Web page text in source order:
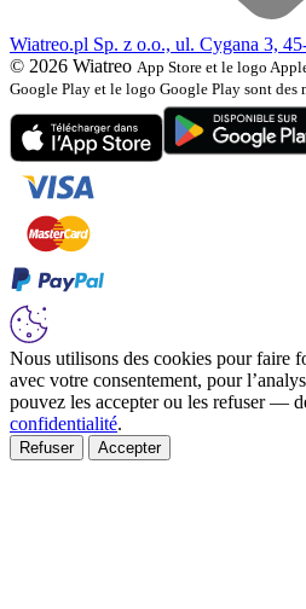
Wiatreo.pl Sp. z o.o., ul. Cygana 3,
© 2026 Wiatreo App Store et le logo
Google Play et le logo Google Play sont des
Nous utilisons des cookies pour faire
avec votre consentement, pour
pouvez les accepter ou les refuser —
confidentialité.
Refuser Accepter